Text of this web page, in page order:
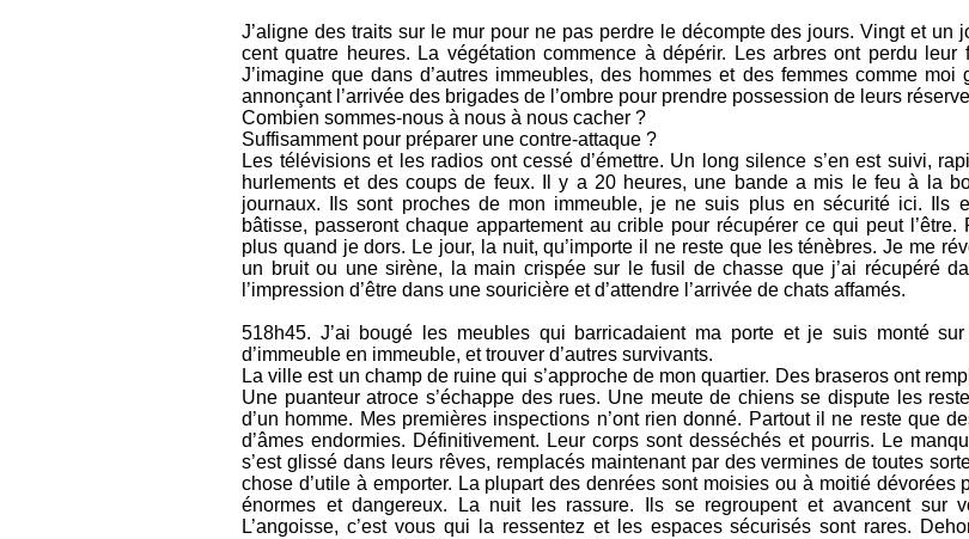
J’aligne des traits sur le mur pour ne pas perdre le décompte des jours. Vingt et un
cent quatre heures. La végétation commence à dépérir. Les arbres ont perdu
J’imagine que dans d’autres immeubles, des hommes et des femmes comme moi
annonçant l’arrivée des brigades de l’ombre pour prendre possession de leurs
Combien sommes-nous à nous à nous cacher ?
Suffisamment pour préparer une contre-attaque ?
Les télévisions et les radios ont cessé d’émettre. Un long silence s’en est suivi,
hurlements et des coups de feux. Il y a 20 heures, une bande a mis le feu à la
journaux. Ils sont proches de mon immeuble, je ne suis plus en sécurité ici. Ils
bâtisse, passeront chaque appartement au crible pour récupérer ce qui peut
plus quand je dors. Le jour, la nuit, qu’importe il ne reste que les ténèbres. Je me
un bruit ou une sirène, la main crispée sur le fusil de chasse que j’ai récupéré
l’impression d’être dans une souricière et d’attendre l’arrivée de chats affamés.
518h45. J’ai bougé les meubles qui barricadaient ma porte et je suis monté
d’immeuble en immeuble, et trouver d’autres survivants.
La ville est un champ de ruine qui s’approche de mon quartier. Des braseros ont
Une puanteur atroce s’échappe des rues. Une meute de chiens se dispute les
d’un homme. Mes premières inspections n’ont rien donné. Partout il ne reste que
d’âmes endormies. Définitivement. Leur corps sont desséchés et pourris. Le
s’est glissé dans leurs rêves, remplacés maintenant par des vermines de toutes
chose d’utile à emporter. La plupart des denrées sont moisies ou à moitié dévorées
énormes et dangereux. La nuit les rassure. Ils se regroupent et avancent sur
L’angoisse, c’est vous qui la ressentez et les espaces sécurisés sont rares.